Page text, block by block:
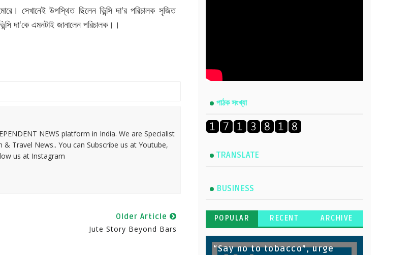
সেখানেই উপস্থিত ছিলেন ভিন্সি দা'র পরিচালক সৃজিত
দা'কে এমনটাই জানালেন পরিচালক।।
NEWS platform in India. We are Specialist
Travel News.. You can Subscribe us at Youtube,
us at Instagram
Older Article
Jute Story Beyond Bars
পাঠক সংখ্যা
TRANSLATE
BUSINESS
POPULAR RECENT ARCHIVE
“Say no to tobacco”, urge